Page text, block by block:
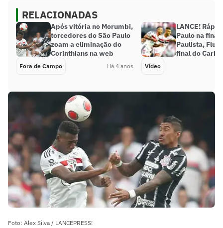
RELACIONADAS
Após vitória no Morumbi,
torcedores do São Paulo
zoam a eliminação do
Corinthians na web
Fora de Campo Há 4 anos
LANCE!
Paulo na final
Paulista,
final do
Vídeo
Foto: Alex Silva / LANCEPRESS!